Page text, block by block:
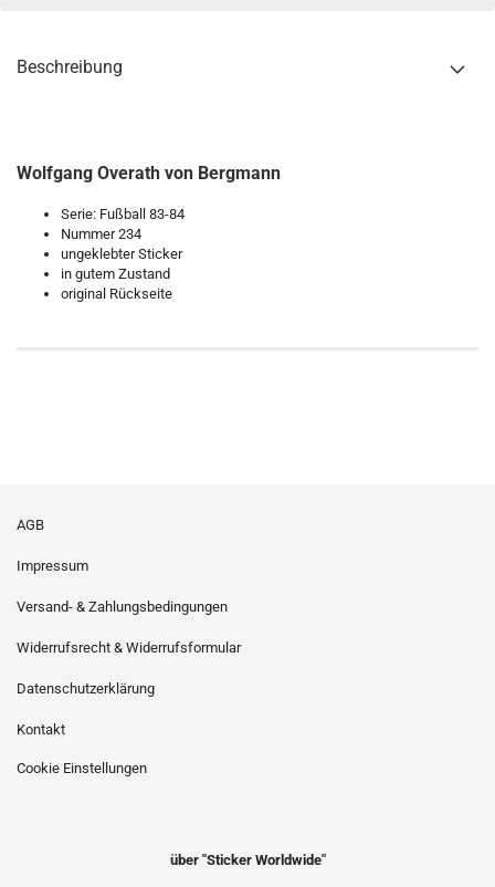
Beschreibung
Wolfgang Overath von Bergmann
Serie: Fußball 83-84
Nummer 234
ungeklebter Sticker
in gutem Zustand
original Rückseite
AGB
Impressum
Versand- & Zahlungsbedingungen
Widerrufsrecht & Widerrufsformular
Datenschutzerklärung
Kontakt
Cookie Einstellungen
über "Sticker Worldwide"